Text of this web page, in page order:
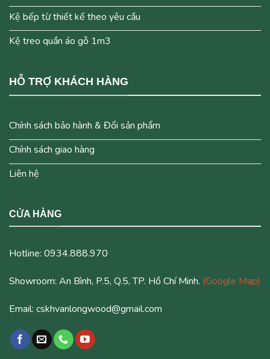
Kệ bếp từ thiết kế theo yêu cầu
Kệ treo quần áo gỗ 1m3
HỖ TRỢ KHÁCH HÀNG
Chính sách bảo hành & Đổi sản phẩm
Chính sách giao hàng
Liên hệ
CỬA HÀNG
Hotline: 0934.888.970
Showroom: An Bình, P.5, Q.5, TP. Hồ Chí Minh. (Google Map)
Email: cskhvanlongwood@gmail.com